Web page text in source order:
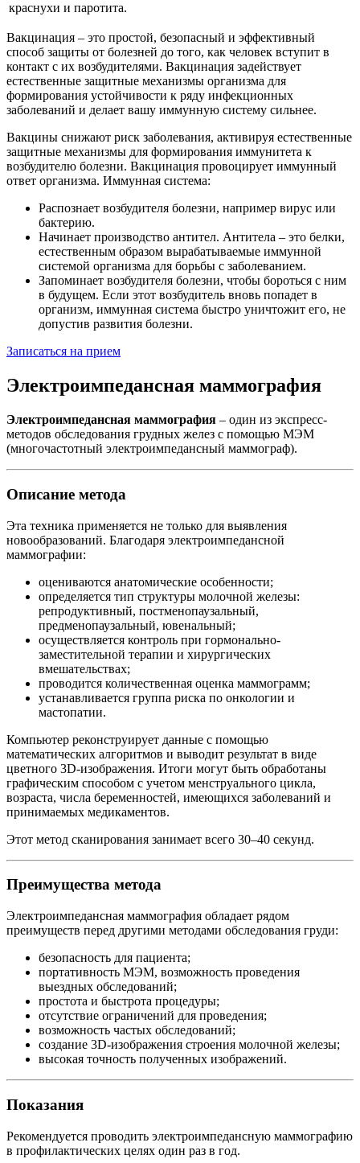
краснухи и паротита.
Вакцинация – это простой, безопасный и эффективный
способ защиты от болезней до того, как человек вступит в
контакт с их возбудителями. Вакцинация задействует
естественные защитные механизмы организма для
формирования устойчивости к ряду инфекционных
заболеваний и делает вашу иммунную систему сильнее.
Вакцины снижают риск заболевания, активируя естественные
защитные механизмы для формирования иммунитета к
возбудителю болезни. Вакцинация провоцирует иммунный
ответ организма. Иммунная система:
Распознает возбудителя болезни, например вирус или
бактерию.
Начинает производство антител. Антитела – это белки,
естественным образом вырабатываемые иммунной
системой организма для борьбы с заболеванием.
Запоминает возбудителя болезни, чтобы бороться с ним
в будущем. Если этот возбудитель вновь попадет в
организм, иммунная система быстро уничтожит его, не
допустив развития болезни.
Записаться на прием
Электроимпедансная маммография
Электроимпедансная маммография – один из экспресс-
методов обследования грудных желез с помощью МЭМ
(многочастотный электроимпедансный маммограф).
Описание метода
Эта техника применяется не только для выявления
новообразований. Благодаря электроимпедансной
маммографии:
оцениваются анатомические особенности;
определяется тип структуры молочной железы:
репродуктивный, постменопаузальный,
предменопаузальный, ювенальный;
осуществляется контроль при гормонально-
заместительной терапии и хирургических
вмешательствах;
проводится количественная оценка маммограмм;
устанавливается группа риска по онкологии и
мастопатии.
Компьютер реконструирует данные с помощью
математических алгоритмов и выводит результат в виде
цветного 3D-изображения. Итоги могут быть обработаны
графическим способом с учетом менструального цикла,
возраста, числа беременностей, имеющихся заболеваний и
принимаемых медикаментов.
Этот метод сканирования занимает всего 30–40 секунд.
Преимущества метода
Электроимпедансная маммография обладает рядом
преимуществ перед другими методами обследования груди:
безопасность для пациента;
портативность МЭМ, возможность проведения
выездных обследований;
простота и быстрота процедуры;
отсутствие ограничений для проведения;
возможность частых обследований;
создание 3D-изображения строения молочной железы;
высокая точность полученных изображений.
Показания
Рекомендуется проводить электроимпедансную маммографию
в профилактических целях один раз в год.